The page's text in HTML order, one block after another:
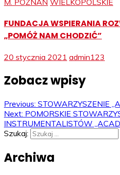
FUNDACJA WSPIERANIA
„POMÓŻ NAM CHODZIĆ”
20 stycznia 2021 admin123
Zobacz wpisy
Previous: STOWARZYSZENIE
Next: POMORSKIE
INSTRUMENTALISTÓW
Szukaj:
Archiwa